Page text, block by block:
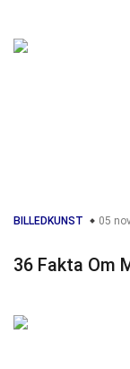
BILLEDKUNST 05
36 Fakta Om